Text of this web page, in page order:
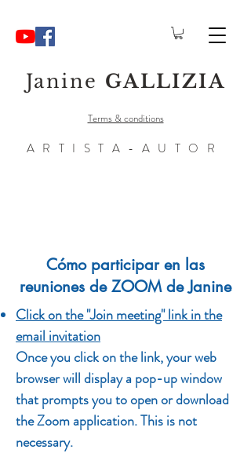
Janine GALLIZIA
ARTISTA-AUTOR
Terms & conditions
Cómo participar en las
reuniones de ZOOM de Janine
Click on the "Join meeting" link in the
email invitation
Once you click on the link, your web
browser will display a pop-up window
that prompts you to open or download
the Zoom application. This is not
necessary.